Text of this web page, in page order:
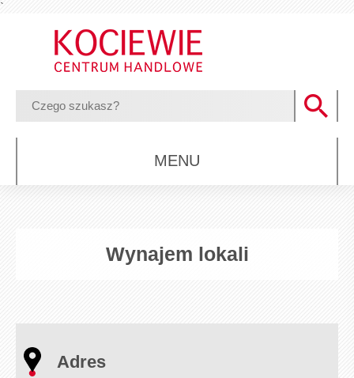
`
MENU
Wynajem lokali
Adres